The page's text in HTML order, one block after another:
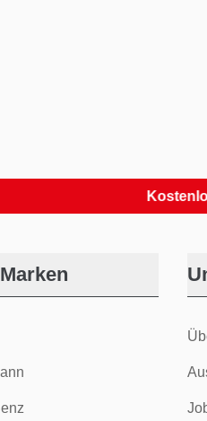
Kostenlose